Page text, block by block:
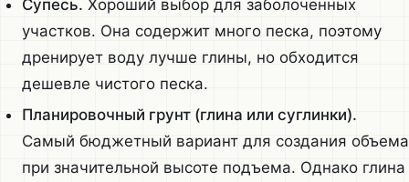
Супесь. Хороший выбор для заболоченных
участков. Она содержит много песка, поэтому
дренирует воду лучше глины, но обходится
дешевле чистого песка.
Планировочный грунт (глина или суглинки).
Самый бюджетный вариант для создания объема
при значительной высоте подъема. Однако глина